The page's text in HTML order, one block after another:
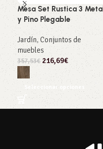
Mesa Set Rustica 3 Metal
y Pino Plegable
Jardín, Conjuntos de
muebles
357,53€216,69€
Seleccionar opciones